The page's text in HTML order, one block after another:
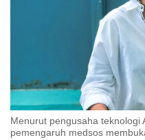
Menurut pengusaha teknologi
pemengaruh medsos